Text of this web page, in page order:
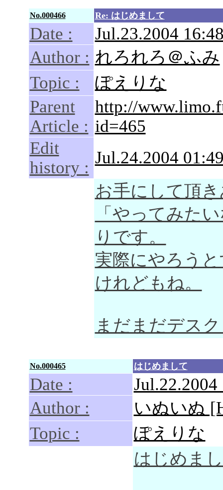
No.000466 Re: はじめまして
Date :
Jul.23.2004
Author : れろれろ＠ふみ
Topic :
ぽえりな
Parent
Article :
http://
id=465
Edit
history :
Jul.24.2004
お手にして頂
「やってみた
りです。
実際にやろう
けれどもね。
まだまだデス
No.000465 はじめまして
Date :
Jul.22.2004
Author :
いぬいぬ
Topic :
ぽえりな
はじめま